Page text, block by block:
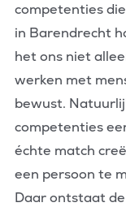
competenties
in Barendrecht
het ons niet
werken met
bewust.
competenties
échte match
een persoon te
Daar ontstaat